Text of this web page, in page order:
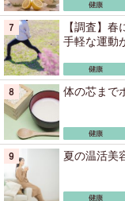
【調査】
手軽な運動
体の芯まで
夏の温活美